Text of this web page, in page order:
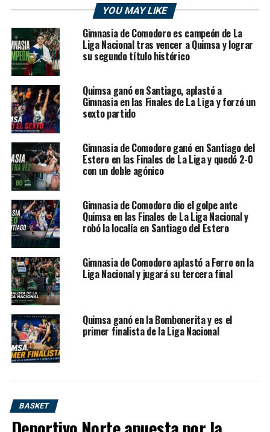
por 81-71en el estadioSocios Fundadores, cerró la
y sacó pasaje a las semifinales de la
competencia.
El equipo patagónico había comenzado la serie con
autoridad, ganando los dos primeros encuentros en
casa, pero luego Independiente reaccionó en Oliva,
igualó la llave y obligó a un quinto partido cargado de
presión. En ese escenario límite, Gimnasia respondió
con carácter, recuperó solidez en los momentos
decisivos y volvió a encontrar respuestas ofensivas en
varias manos.
La gran figura de la noche fue
22 puntos, con una planilla determinante para el local.
También fue claveAnyelo Cisneros, quien completó
una actuación de enorme impacto con20 puntos, 12
rebotes y 26 de valoración
Marcuccifue el máximo anotador con16 unidades.
Un quinto juego con clima de
final
El partido tenía todos los condimentos de una
chances de cerrar la serie en Oliva, mientras que
Independiente llegaba con envión después de ganar el
tercer y cuarto juego. Por eso, el quinto punto en
Comodoro era mucho más que un partido: era una
YOU MAY LIKE
Gimnasia de Comodoro es campeón de La
Liga Nacional tras vencer a Quimsa y lograr
su segundo título histórico
Quimsa ganó en Santiago, aplastó a
Gimnasia en las Finales de La Liga y forzó un
sexto partido
Gimnasia de Comodoro ganó en Santiago del
Estero en las Finales de La Liga y quedó 2-0
con un doble agónico
Gimnasia de Comodoro dio el golpe ante
Quimsa en las Finales de La Liga Nacional y
robó la localía en Santiago del Estero
Gimnasia de Comodoro aplastó a Ferro en la
Liga Nacional y jugará su tercera final
Quimsa ganó en la Bombonerita y es el
primer finalista de la Liga Nacional
BASKET